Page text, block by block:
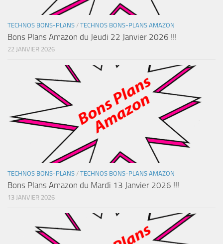
TECHNOS BONS-PLANS / TECHNOS BONS-PLANS AMAZON
Bons Plans Amazon du Jeudi 22 Janvier 2026 !!!
22 JANVIER 2026
TECHNOS BONS-PLANS / TECHNOS BONS-PLANS AMAZON
Bons Plans Amazon du Mardi 13 Janvier 2026 !!!
13 JANVIER 2026